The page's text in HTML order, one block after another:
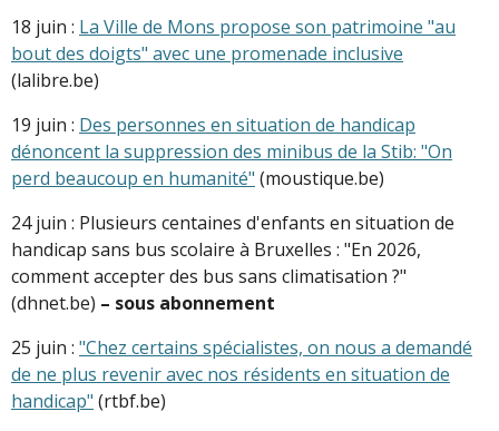
18 juin : La Ville de Mons propose son patrimoine "au
bout des doigts" avec une promenade inclusive
(lalibre.be)
19 juin : Des personnes en situation de handicap
dénoncent la suppression des minibus de la Stib: "On
perd beaucoup en humanité" (moustique.be)
24 juin : Plusieurs centaines d'enfants en situation de
handicap sans bus scolaire à Bruxelles : "En 2026,
comment accepter des bus sans climatisation ?"
(dhnet.be) – sous abonnement
25 juin : "Chez certains spécialistes, on nous a demandé
de ne plus revenir avec nos résidents en situation de
handicap" (rtbf.be)